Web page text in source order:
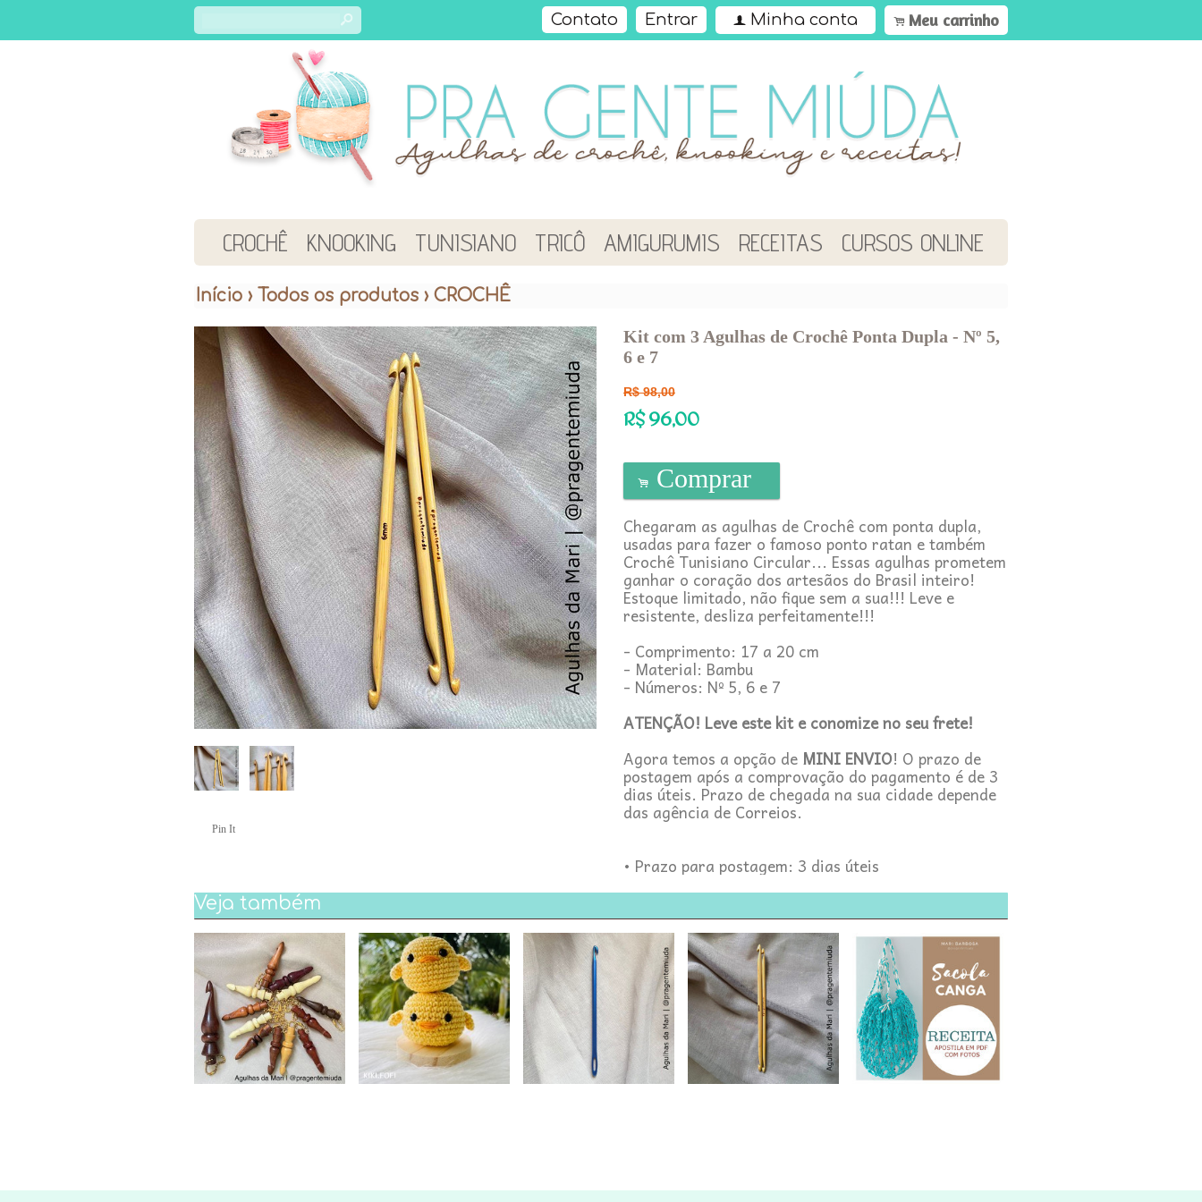
s Contato Entrar f Minha conta . Meu carrinho
CROCHÊ KNOOKING TUNISIANO TRICÔ AMIGURUMIS RECEITAS CURSOS ONLINE
Início › Todos os produtos › CROCHÊ
Pin It
Kit com 3 Agulhas de Crochê Ponta Dupla - Nº 5,
6 e 7
R$98,00
R$96,00
. Comprar
Chegaram as agulhas de Crochê com ponta dupla,
usadas para fazer o famoso ponto ratan e também
Crochê Tunisiano Circular... Essas agulhas prometem
ganhar o coração dos artesãos do Brasil inteiro!
Estoque limitado, não fique sem a sua!!! Leve e
resistente, desliza perfeitamente!!!
- Comprimento: 17 a 20 cm
- Material: Bambu
- Números: Nº 5, 6 e 7
ATENÇÃO! Leve este kit e conomize no seu frete!
Agora temos a opção de MINI ENVIO! O prazo de
postagem após a comprovação do pagamento é de 3
dias úteis. Prazo de chegada na sua cidade depende
das agência de Correios.
• Prazo para postagem: 3 dias úteis
Veja também